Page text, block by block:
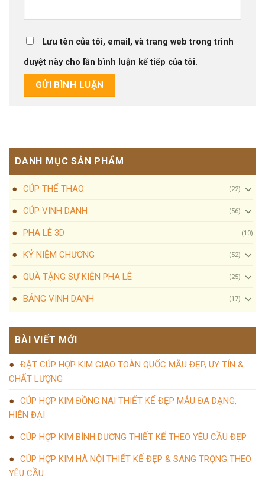
Lưu tên của tôi, email, và trang web trong trình
duyệt này cho lần bình luận kế tiếp của tôi.
DANH MỤC SẢN PHẨM
CÚP THỂ THAO (22)
CÚP VINH DANH (56)
PHA LÊ 3D (10)
KỶ NIỆM CHƯƠNG (52)
QUÀ TẶNG SỰ KIỆN PHA LÊ (25)
BẢNG VINH DANH (17)
BÀI VIẾT MỚI
ĐẶT CÚP HỢP KIM GIAO TOÀN QUỐC MẪU ĐẸP, UY TÍN &
CHẤT LƯỢNG
CÚP HỢP KIM ĐỒNG NAI THIẾT KẾ ĐẸP MẪU ĐA DẠNG,
HIỆN ĐẠI
CÚP HỢP KIM BÌNH DƯƠNG THIẾT KẾ THEO YÊU CẦU ĐẸP
CÚP HỢP KIM HÀ NỘI THIẾT KẾ ĐẸP & SANG TRỌNG THEO
YÊU CẦU